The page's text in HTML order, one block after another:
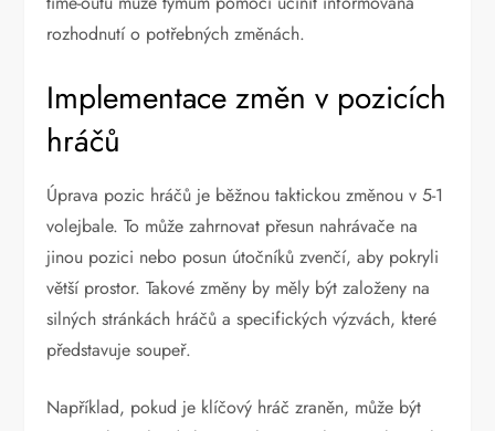
rozhodnutí o potřebných změnách.
Implementace změn v pozicích
hráčů
Úprava pozic hráčů je běžnou taktickou změnou v 5-1
volejbale. To může zahrnovat přesun nahrávače na
jinou pozici nebo posun útočníků zvenčí, aby pokryli
větší prostor. Takové změny by měly být založeny na
silných stránkách hráčů a specifických výzvách, které
představuje soupeř.
Například, pokud je klíčový hráč zraněn, může být